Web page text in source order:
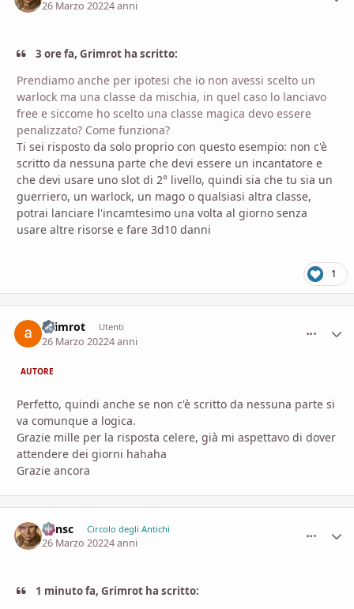
26 Marzo 20224 anni
3 ore fa, Grimrot ha scritto:
Prendiamo anche per ipotesi che io non avessi scelto un
warlock ma una classe da mischia, in quel caso lo lanciavo
free e siccome ho scelto una classe magica devo essere
penalizzato? Come funziona?
Ti sei risposto da solo proprio con questo esempio: non c'è
scritto da nessuna parte che devi essere un incantatore e
che devi usare uno slot di 2° livello, quindi sia che tu sia un
guerriero, un warlock, un mago o qualsiasi altra classe,
potrai lanciare l'incamtesimo una volta al giorno senza
usare altre risorse e fare 3d10 danni
1
Grimrot Utenti
26 Marzo 20224 anni
AUTORE
Perfetto, quindi anche se non c'è scritto da nessuna parte si
va comunque a logica.
Grazie mille per la risposta celere, già mi aspettavo di dover
attendere dei giorni hahaha
Grazie ancora
Minsc Circolo degli Antichi
26 Marzo 20224 anni
1 minuto fa, Grimrot ha scritto: